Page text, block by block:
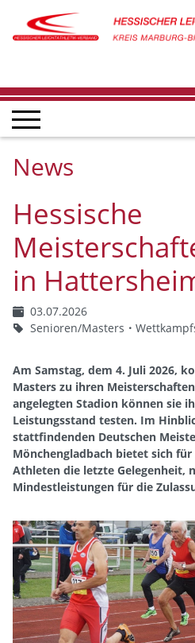
News
Hessische
in
03.07.2026
Senioren/Masters
Am Samstag, dem 4. Juli 2026,
Masters zu ihren
angelegten Stadion können sie
Leistungsstand testen. Im
stattfindenden Deutschen
Mönchengladbach bietet sich
Athleten die letzte Gelegenheit,
Mindestleistungen für die